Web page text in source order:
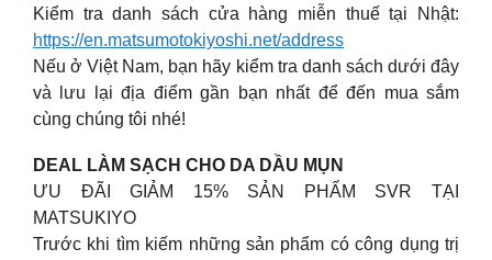
Kiểm tra danh sách cửa hàng miễn thuế tại Nhật:
https://en.matsumotokiyoshi.net/address
Nếu ở Việt Nam, bạn hãy kiểm tra danh sách dưới đây
và lưu lại địa điểm gần bạn nhất để đến mua sắm
cùng chúng tôi nhé!
DEAL LÀM SẠCH CHO DA DẦU MỤN
ƯU ĐÃI GIẢM 15% SẢN PHẨM SVR TẠI
MATSUKIYO
Trước khi tìm kiếm những sản phẩm có công dụng trị